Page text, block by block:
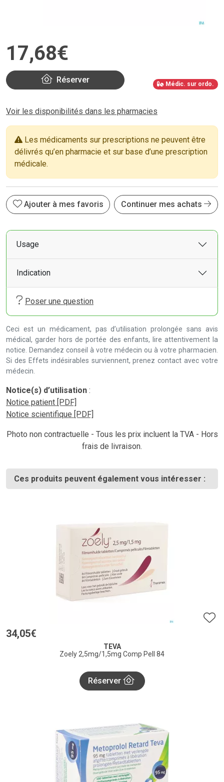
17,68€
Réserver Médic. sur ordo.
Voir les disponibilités dans les pharmacies
Les médicaments sur prescriptions ne peuvent être
délivrés qu’en pharmacie et sur base d’une prescription
médicale.
Ajouter à mes favoris Continuer mes achats
Usage
Indication
Poser une question
Ceci est un médicament, pas d’utilisation prolongée sans avis
médical, garder hors de portée des enfants, lire attentivement la
notice. Demandez conseil à votre médecin ou à votre pharmacien.
Si des Effets indésirables surviennent, prenez contact avec votre
médecin.
Notice(s) d’utilisation :
Notice patient [PDF]
Notice scientifique [PDF]
Photo non contractuelle - Tous les prix incluent la TVA - Hors
frais de livraison.
Ces produits peuvent également vous intéresser :
34,05€
TEVA
Zoely 2,5mg/1,5mg Comp Pell 84
Réserver